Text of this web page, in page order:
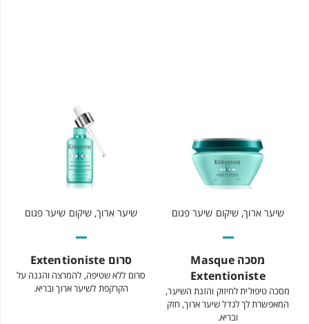
שיער ארוך, שיקום שיער פגום
מסכה Masque
Extentioniste
מסכה טיפולית לחיזוק והזנת השיער,
המאפשרת לך לגדל שיער ארוך, חזק
ובריא.
שיער ארוך, שיקום שיער פגום
סרום Extentioniste
סרום ללא שטיפה, להמרצה והגנה על
הקרקפת לשיער ארוך ובריא.